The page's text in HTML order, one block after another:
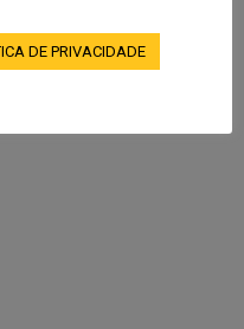
feminina, andrologia
DE PRIVACIDADE